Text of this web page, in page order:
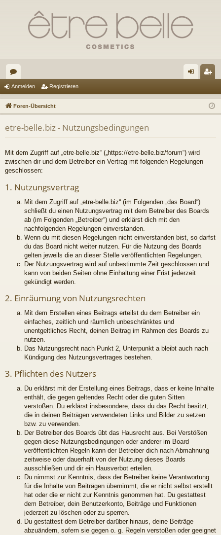
or
en m
el
ist
rie
Anmelden Registrieren
Foren-Übersicht
etre-belle.biz - Nutzungsbedingungen
Mit dem Zugriff auf „etre-belle.biz“ („https://etre-belle.biz/forum“) wird
zwischen dir und dem Betreiber ein Vertrag mit folgenden Regelungen
geschlossen:
1. Nutzungsvertrag
Mit dem Zugriff auf „etre-belle.biz“ (im Folgenden „das Board“)
schließt du einen Nutzungsvertrag mit dem Betreiber des Boards
ab (im Folgenden „Betreiber“) und erklärst dich mit den
nachfolgenden Regelungen einverstanden.
Wenn du mit diesen Regelungen nicht einverstanden bist, so darfst
du das Board nicht weiter nutzen. Für die Nutzung des Boards
gelten jeweils die an dieser Stelle veröffentlichten Regelungen.
Der Nutzungsvertrag wird auf unbestimmte Zeit geschlossen und
kann von beiden Seiten ohne Einhaltung einer Frist jederzeit
gekündigt werden.
2. Einräumung von Nutzungsrechten
Mit dem Erstellen eines Beitrags erteilst du dem Betreiber ein
einfaches, zeitlich und räumlich unbeschränktes und
unentgeltliches Recht, deinen Beitrag im Rahmen des Boards zu
nutzen.
Das Nutzungsrecht nach Punkt 2, Unterpunkt a bleibt auch nach
Kündigung des Nutzungsvertrages bestehen.
3. Pflichten des Nutzers
Du erklärst mit der Erstellung eines Beitrags, dass er keine Inhalte
enthält, die gegen geltendes Recht oder die guten Sitten
verstoßen. Du erklärst insbesondere, dass du das Recht besitzt,
die in deinen Beiträgen verwendeten Links und Bilder zu setzen
bzw. zu verwenden.
Der Betreiber des Boards übt das Hausrecht aus. Bei Verstößen
gegen diese Nutzungsbedingungen oder anderer im Board
veröffentlichten Regeln kann der Betreiber dich nach Abmahnung
zeitweise oder dauerhaft von der Nutzung dieses Boards
ausschließen und dir ein Hausverbot erteilen.
Du nimmst zur Kenntnis, dass der Betreiber keine Verantwortung
für die Inhalte von Beiträgen übernimmt, die er nicht selbst erstellt
hat oder die er nicht zur Kenntnis genommen hat. Du gestattest
dem Betreiber, dein Benutzerkonto, Beiträge und Funktionen
jederzeit zu löschen oder zu sperren.
Du gestattest dem Betreiber darüber hinaus, deine Beiträge
abzuändern, sofern sie gegen o. g. Regeln verstoßen oder geeignet